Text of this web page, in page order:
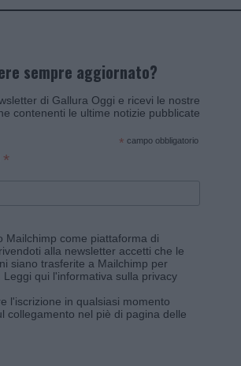
sempre aggiornato?
di Gallura Oggi e ricevi le nostre
contenenti le ultime notizie pubblicate
* campo obbligatorio
*
Mailchimp come piattaforma di
alla newsletter accetti che le
siano trasferite a Mailchimp per
Leggi qui l'informativa sulla privacy
l'iscrizione in qualsiasi momento
collegamento nel piè di pagina delle